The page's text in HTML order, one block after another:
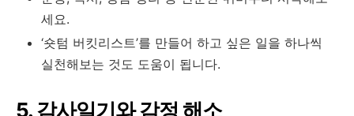
세요.
‘숏텀 버킷리스트’를 만들어 하고 싶은 일을 하나씩
실천해보는 것도 도움이 됩니다.
5. 감사일기와 감정 해소